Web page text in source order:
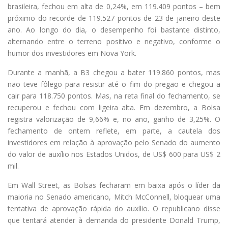
brasileira, fechou em alta de 0,24%, em 119.409 pontos – bem
próximo do recorde de 119.527 pontos de 23 de janeiro deste
ano. Ao longo do dia, o desempenho foi bastante distinto,
alternando entre o terreno positivo e negativo, conforme o
humor dos investidores em Nova York.
Durante a manhã, a B3 chegou a bater 119.860 pontos, mas
não teve fôlego para resistir até o fim do pregão e chegou a
cair para 118.750 pontos. Mas, na reta final do fechamento, se
recuperou e fechou com ligeira alta. Em dezembro, a Bolsa
registra valorização de 9,66% e, no ano, ganho de 3,25%. O
fechamento de ontem reflete, em parte, a cautela dos
investidores em relação à aprovação pelo Senado do aumento
do valor de auxílio nos Estados Unidos, de US$ 600 para US$ 2
mil.
Em Wall Street, as Bolsas fecharam em baixa após o líder da
maioria no Senado americano, Mitch McConnell, bloquear uma
tentativa de aprovação rápida do auxílio. O republicano disse
que tentará atender à demanda do presidente Donald Trump,